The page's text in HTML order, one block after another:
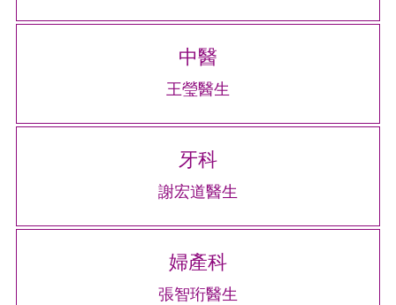
中醫
王瑩醫生
牙科
謝宏道醫生
婦產科
張智珩醫生